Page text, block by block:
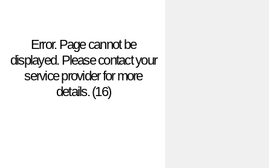
Error. Page cannot be
displayed. Please contact your
service provider for more
details. (16)